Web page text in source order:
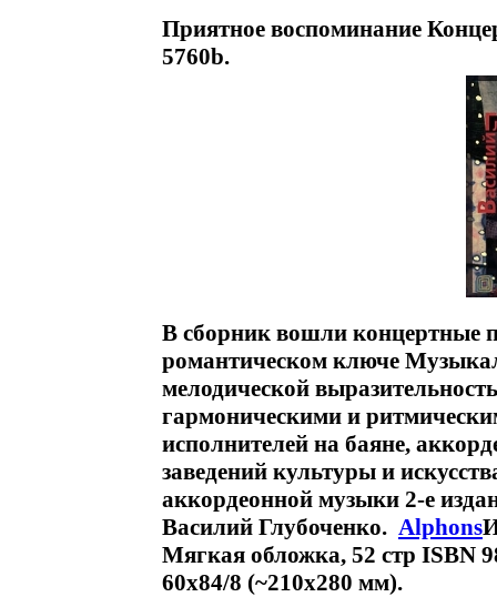
Приятное воспоминание
5760b.
В сборник вошли концертные
романтическом ключе
мелодической
гармоническими и
исполнителей на баяне,
заведений культуры и
аккордеонной музыки 2-е
Василий Глубоченко. Alphons
Мягкая обложка, 52 стр ISBN
60x84/8 (~210x280 мм).